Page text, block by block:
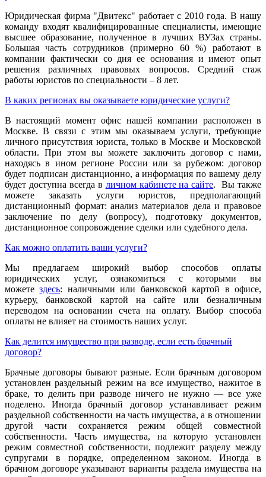
Юридическая фирма "Двитекс" работает с 2010 года. В нашу
команду входят квалифицированные специалисты, имеющие
высшее образование, полученное в лучших ВУЗах страны.
Большая часть сотрудников (примерно 60 %) работают в
компании фактически со дня ее основания и имеют опыт
решения различных правовых вопросов. Средний стаж
работы юристов по специальности – 8 лет.
В каких регионах вы оказываете юридические услуги?
В настоящий момент офис нашей компании расположен в
Москве. В связи с этим мы оказываем услуги, требующие
личного присутствия юриста, только в Москве и Московской
области. При этом вы можете заключить договор с нами,
находясь в ином регионе России или за рубежом: договор
будет подписан дистанционно, а информация по вашему делу
будет доступна всегда в личном кабинете на сайте. Вы также
можете заказать услуги юристов, предполагающий
дистанционный формат: анализ материалов дела и правовое
заключение по делу (вопросу), подготовку документов,
дистанционное сопровождение сделки или судебного дела.
Как можно оплатить ваши услуги?
Мы предлагаем широкий выбор способов оплаты
юридических услуг, ознакомиться с которыми вы
можетездесь: наличными или банковской картой в офисе,
курьеру, банковской картой на сайте или безналичным
переводом на основании счета на оплату. Выбор способа
оплаты не влияет на стоимость наших услуг.
Как делится имущество при разводе, если есть брачный
договор?
Брачные договоры бывают разные. Если брачным договором
установлен раздельный режим на все имущество, нажитое в
браке, то делить при разводе ничего не нужно — все уже
поделено. Иногда брачный договор устанавливает режим
раздельной собственности на часть имущества, а в отношении
другой части сохраняется режим общей совместной
собственности. Часть имущества, на которую установлен
режим совместной собственности, подлежит разделу между
супругами в порядке, определенном законом. Иногда в
брачном договоре указывают варианты раздела имущества на